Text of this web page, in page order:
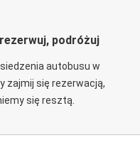
podróżuj
autobusu w
zajmij się rezerwacją,
się resztą.